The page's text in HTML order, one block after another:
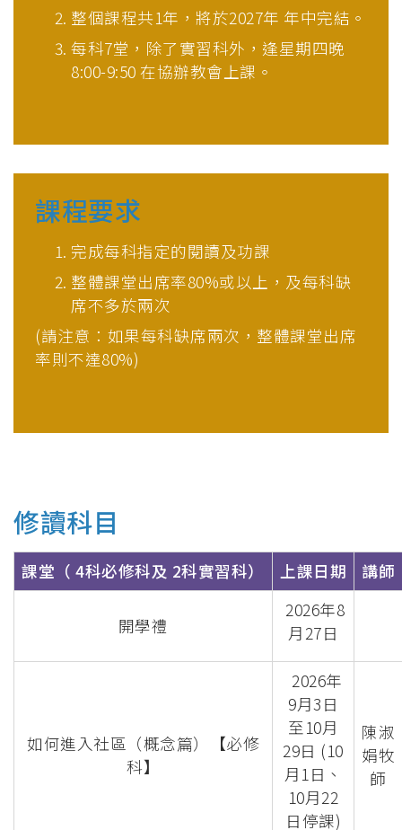
整個課程共1年，將於2027年 年中完結。
每科7堂，除了實習科外，逢星期四晚
8:00-9:50 在協辦教會上課。
課程要求
完成每科指定的閱讀及功課
整體課堂出席率80%或以上，及每科缺
席不多於兩次
(請注意：如果每科缺席兩次，整體課堂出席
率則不達80%)
修讀科目
課堂（ 4科必修科及 2科實習科） 上課日期 講師
開學禮
2026年8
月27日
如何進入社區（概念篇）【必修
科】
2026年
9月3日
至10月
29日 (10
月1日、
10月22
日停課)
陳淑
娟牧
師